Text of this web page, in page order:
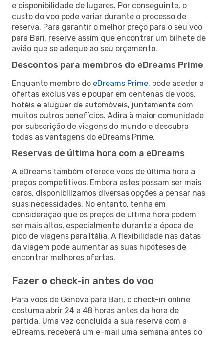
e disponibilidade de lugares. Por conseguinte, o
custo do voo pode variar durante o processo de
reserva. Para garantir o melhor preço para o seu voo
para Bari, reserve assim que encontrar um bilhete de
avião que se adeque ao seu orçamento.
Descontos para membros do eDreams Prime
Enquanto membro do eDreams Prime, pode aceder a
ofertas exclusivas e poupar em centenas de voos,
hotéis e aluguer de automóveis, juntamente com
muitos outros benefícios. Adira à maior comunidade
por subscrição de viagens do mundo e descubra
todas as vantagens do eDreams Prime.
Reservas de última hora com a eDreams
A eDreams também oferece voos de última hora a
preços competitivos. Embora estes possam ser mais
caros, disponibilizamos diversas opções a pensar nas
suas necessidades. No entanto, tenha em
consideração que os preços de última hora podem
ser mais altos, especialmente durante a época de
pico de viagens para Itália. A flexibilidade nas datas
da viagem pode aumentar as suas hipóteses de
encontrar melhores ofertas.
Fazer o check-in antes do voo
Para voos de Génova para Bari, o check-in online
costuma abrir 24 a 48 horas antes da hora de
partida. Uma vez concluída a sua reserva com a
eDreams, receberá um e-mail uma semana antes do